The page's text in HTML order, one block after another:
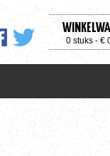
0 stuks - €